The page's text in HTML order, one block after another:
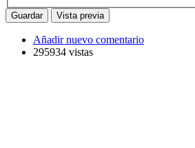
Añadir nuevo comentario
295934 vistas